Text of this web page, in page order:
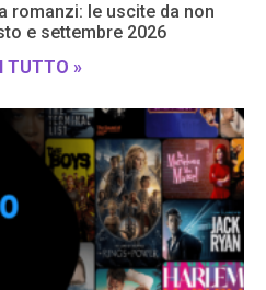
romanzi: le uscite da non
e settembre 2026
TUTTO »